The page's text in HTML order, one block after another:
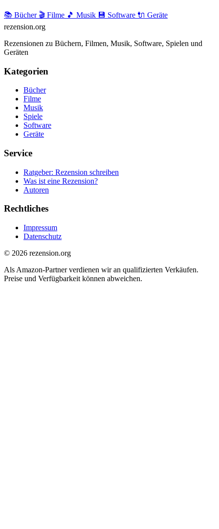
📚 Bücher 🎬 Filme 🎵 Musik 💾 Software 🔌 Geräte
rezension.org
Rezensionen zu Büchern, Filmen, Musik, Software, Spielen und
Geräten
Kategorien
Bücher
Filme
Musik
Spiele
Software
Geräte
Service
Ratgeber: Rezension schreiben
Was ist eine Rezension?
Autoren
Rechtliches
Impressum
Datenschutz
© 2026 rezension.org
Als Amazon-Partner verdienen wir an qualifizierten Verkäufen.
Preise und Verfügbarkeit können abweichen.